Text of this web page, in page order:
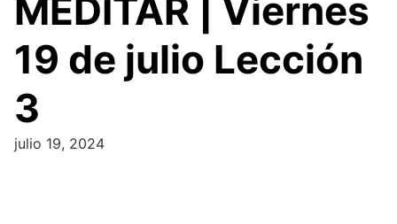
MEDITAR | Viernes
19 de julio Lección
3
julio 19, 2024